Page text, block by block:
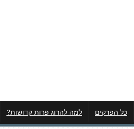
כל הפרקים למה להרוג פרות קדושות?